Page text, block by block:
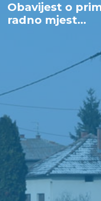
Obavijest o
radno mjest...